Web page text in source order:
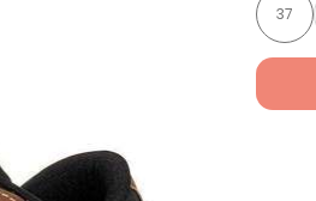
37